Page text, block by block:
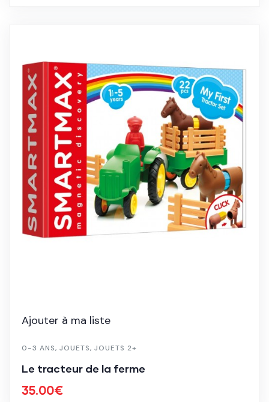
Ajouter à ma liste
0-3 ANS, JOUETS, JOUETS 2+
Le tracteur de la ferme
35.00€